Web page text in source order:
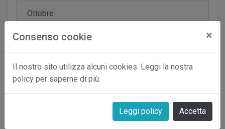
Consenso cookie ×
Il nostro sito utilizza alcuni cookies. Leggi la nostra
policy per saperne di più.
Leggi policy Accetta
Ottobre
Novembre
Dicembre